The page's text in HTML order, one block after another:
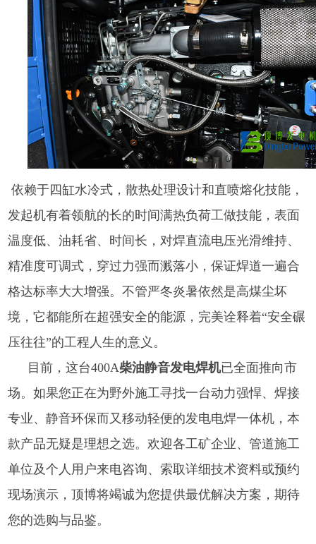
依赖于四缸水冷式，散热处理设计和直喷熔化技能，
发起机有着领航的长的时间满热负荷工做技能，表面
温度低、油耗省、时间长，对焊直流电压光滑维持、
精准度可调式，穿过力强而溅落小，保证焊道一遍合
格达标率大大增强。不管严冬炎暑依然是高煤尘坏
境，它都能所在超强安全的能源，完美诠释着“安全碾
压往往”的工程人生的意义。
目前，这台400A柴油静音发电焊机已全面推向市
场。如果您正在为野外施工寻找一台动力强悍、焊接
专业、静音环保而又移动轻便的发电电焊一体机，本
款产品无疑是理想之选。欢迎各工矿企业、管道施工
单位及个人用户来电咨询、索取详细技术资料或预约
现场演示，顶博将竭诚为您提供最优解决方案，期待
您的选购与品鉴。